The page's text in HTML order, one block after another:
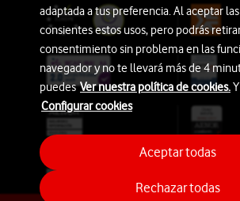
adaptada a tus preferencia. Al aceptar
consientes estos usos, pero podrás
consentimiento sin problema en las
navegador y no te llevará más de 4
puedesVer nuestra política de cookies.
Configurar cookies
Rechazar todas
Aceptar todas